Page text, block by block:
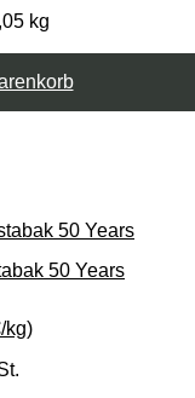
kg
50 Years
kg)